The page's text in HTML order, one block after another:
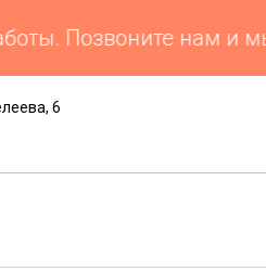
Позвоните нам и мы
6